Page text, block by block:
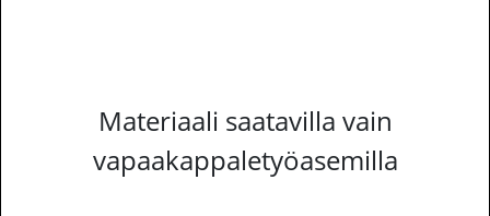
Materiaali saatavilla vain
vapaakappaletyöasemilla